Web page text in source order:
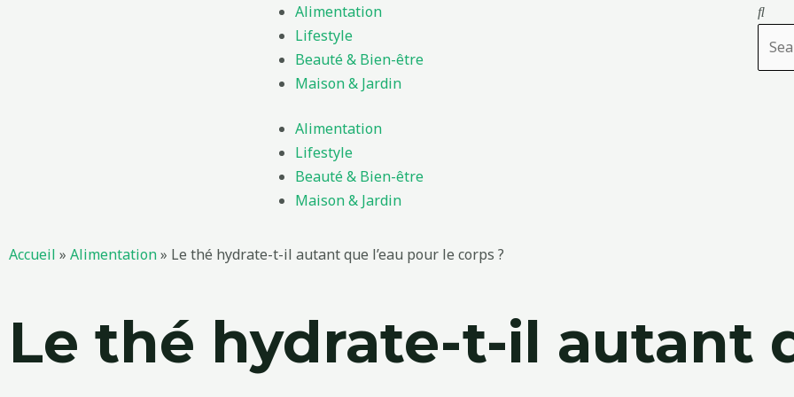
Alimentation
Lifestyle
Beauté & Bien-être
Maison & Jardin
Alimentation
Lifestyle
Beauté & Bien-être
Maison & Jardin
Accueil » Alimentation» Le thé hydrate-t-il autant que l’eau pour le corps ?
Le thé hydrate-t-il autant